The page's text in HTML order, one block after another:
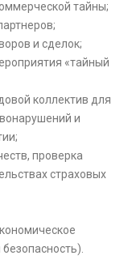
тайны;
и сделок;
«тайный
коллектив для
и
проверка
страховых